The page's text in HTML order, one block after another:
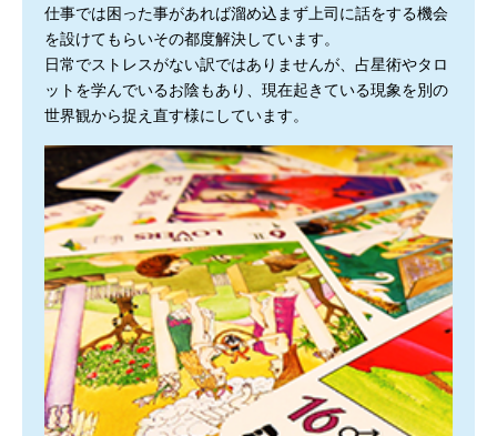
仕事では困った事があれば溜め込まず上司に話をする機会
を設けてもらいその都度解決しています。
日常でストレスがない訳ではありませんが、占星術やタロ
ットを学んでいるお陰もあり、現在起きている現象を別の
世界観から捉え直す様にしています。